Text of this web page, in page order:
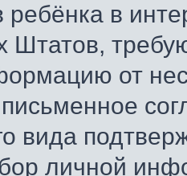
ребёнка в
от
вида
личной